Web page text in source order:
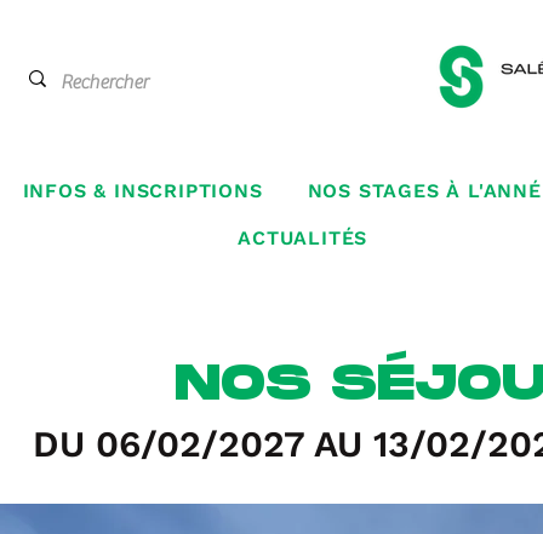
INFOS & INSCRIPTIONS NOS STAGES À
ACTUALITÉS
NOS
DU 06/02/2027 AU 13/02/